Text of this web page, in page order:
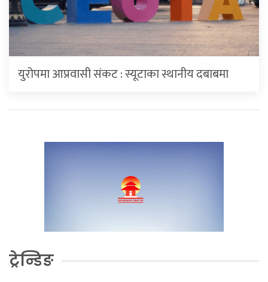
युरोपमा आप्रवासी संकट : स्यूटाका स्थानीय दबाबमा
ट्रेन्डिङ